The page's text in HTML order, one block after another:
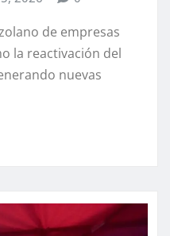
de empresas
la reactivación del
nuevas